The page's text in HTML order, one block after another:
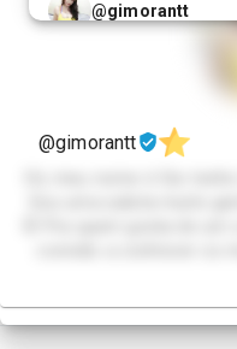
@gimorantt
@gimorantt